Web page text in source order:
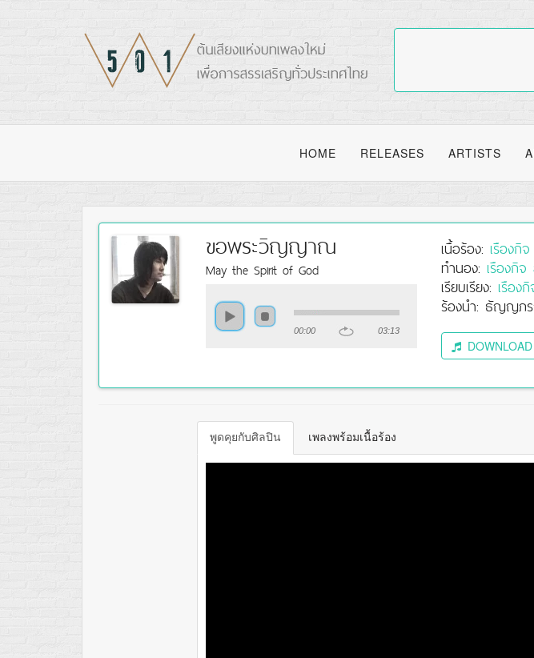
HOME RELEASES ARTISTS
ขอพระวิญญาณ
May the Spirit of God
00:00 03:13
เนื้อร้อง: เรืองกิ
ทำนอง: เรืองกิจ
เรียบเรียง: เรือง
ร้องนำ: ธัญญภร
DOWNLOAD
พูดคุยกับศิลปิน เพลงพร้อมเนื้อร้อง